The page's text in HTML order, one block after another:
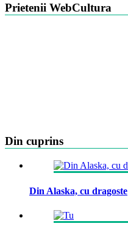
Prietenii WebCultura
Din cuprins
Din Alaska, cu dragoste